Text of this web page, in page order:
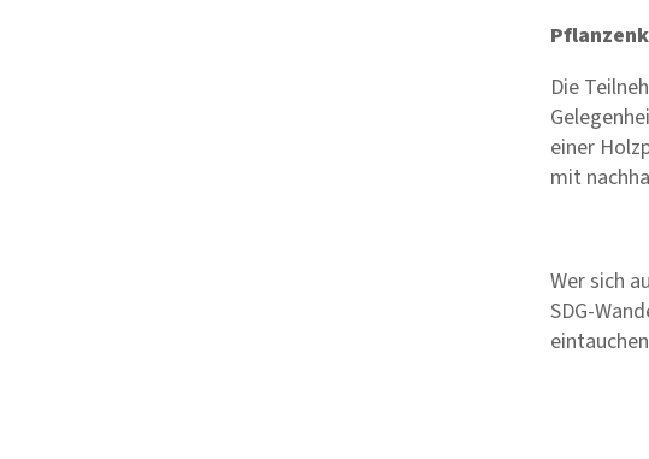
Die
einer
mit
Wer sich
SDG-